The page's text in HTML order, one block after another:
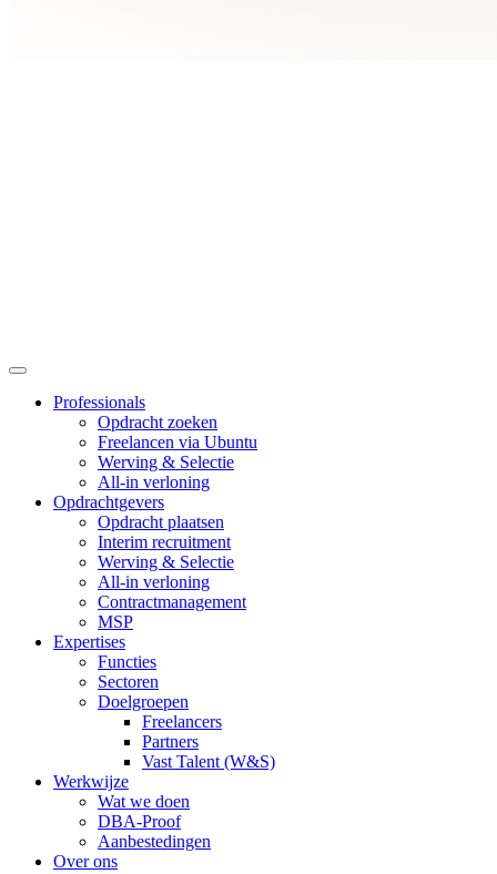
Professionals
Opdracht zoeken
Freelancen via Ubuntu
Werving & Selectie
All-in verloning
Opdrachtgevers
Opdracht plaatsen
Interim recruitment
Werving & Selectie
All-in verloning
Contractmanagement
MSP
Expertises
Functies
Sectoren
Doelgroepen
Freelancers
Partners
Vast Talent (W&S)
Werkwijze
Wat we doen
DBA-Proof
Aanbestedingen
Over ons